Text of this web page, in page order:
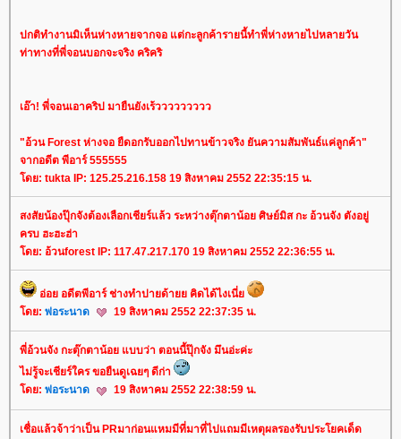
ปกติทำงานมิเห็นห่างหายจากจอ แต่กะลูกค้ารายนี้ทำพี่ห่างหายไปหลายวัน
ท่าทางที่พี่จอนบอกจะจริง คริคริ
เอ๊า! พี่จอนเอาคริป มายืนยังเร้ววววววววว
"อ้วน Forest ห่างจอ ยืดอกรับออกไปทานข้าวจริง ยันความสัมพันธ์แค่ลูกค้า"
จากอดีต พีอาร์ 555555
ดย: tukta IP: 125.25.216.158 19 สิงหาคม 2552 22:35:15 น.
สงสัยน้องปุ๊กจังต้องเลือกเชียร์แล้ว ระหว่างตุ๊กตาน้อย ศิษย์มิส กะ อ้วนจัง ตังอยู่
ครบ ฮะฮะฮ่า
ดย: อ้วนforest IP: 117.47.217.170 19 สิงหาคม 2552 22:36:55 น.
อ่อย อดีตพีอาร์ ช่างทำปายด้ายย คิดได้ไงเนี่
ดย: พ่อระนาด 19 สิงหาคม 2552 22:37:35 น.
พี่อ้วนจัง กะตุ๊กตาน้อย แบบว่า ตอนนี้ปุ๊กจัง มึนอ่ะค่ะ
ไม่รู้จะเชียร์ใคร ขอยืนดูเฉยๆ ดีก่า
ดย: พ่อระนาด 19 สิงหาคม 2552 22:38:59 น.
เชื่อแล้วจ้าว่าเป็น PRมาก่อนแหมมีที่มาที่ไปแถมมีเหตุผลรองรับประโยคเด็ด